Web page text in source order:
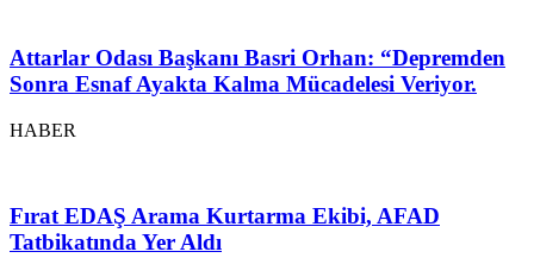
Attarlar Odası Başkanı Basri Orhan: “Depremden
Sonra Esnaf Ayakta Kalma Mücadelesi Veriyor.
HABER
Fırat EDAŞ Arama Kurtarma Ekibi, AFAD
Tatbikatında Yer Aldı